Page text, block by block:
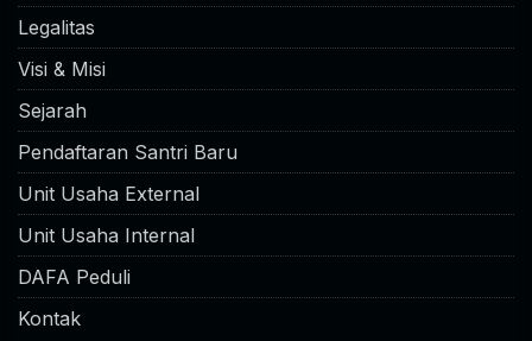
Legalitas
Visi & Misi
Sejarah
Pendaftaran Santri Baru
Unit Usaha External
Unit Usaha Internal
DAFA Peduli
Kontak